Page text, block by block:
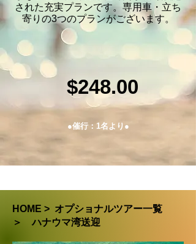
された充実プランです。専用車・立ち
寄りの3つのプランがございます。
$248.00
●催行：1名より●
HOME > オプショナルツアー一覧
＞ハナウマ湾送迎